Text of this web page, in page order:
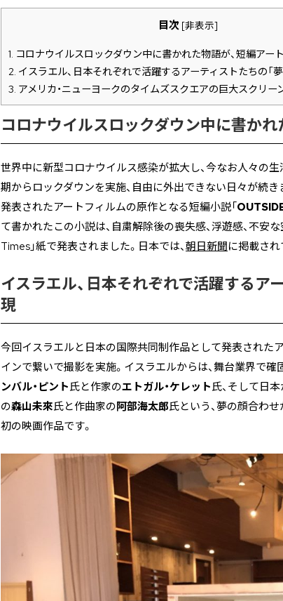
目次 [非表示]
1. コロナウイルスロックダウン中に書かれた物語が、短編アー
2. イスラエル、日本それぞれで活躍するアーティストたちの「
3. アメリカ・ニューヨークのタイムズスクエアの巨大スクリー
コロナウイルスロックダウン中に書か
世界中に新型コロナウイルス感染が拡大し、今なお人々の
期からロックダウンを実施、自由に外出できない日々が続
発表されたアートフィルムの原作となる短編小説「
て書かれたこの小説は、自粛解除後の喪失感、浮遊感、不安
Times」紙で発表されました。日本では、朝日新聞に掲載され
イスラエル、日本それぞれで活躍するア
現
今回イスラエルと日本の国際共同制作品として発表された
インで繋いで撮影を実施。イスラエルからは、舞台業界で
ンバル・ピント氏と作家のエトガル・ケレット氏、そして日
の森山未來氏と作曲家の阿部海太郎氏という、夢の顔合わ
初の映画作品です。